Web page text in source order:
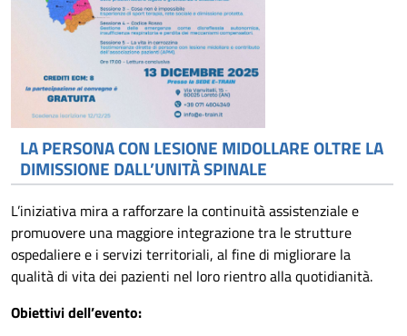
LA PERSONA CON LESIONE MIDOLLARE OLTRE LA
DIMISSIONE DALL’UNITÀ SPINALE
L’iniziativa mira a rafforzare la continuità assistenziale e
promuovere una maggiore integrazione tra le strutture
ospedaliere e i servizi territoriali, al fine di migliorare la
qualità di vita dei pazienti nel loro rientro alla quotidianità.
Obiettivi dell’evento: